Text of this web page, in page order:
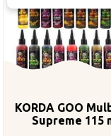
KORDA GOO
Supreme 115